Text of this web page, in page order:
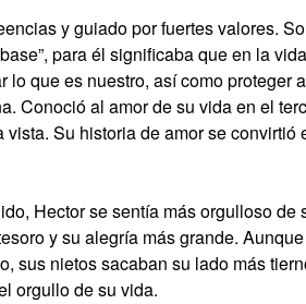
y guiado por fuertes valores.
para él significaba que en la
lo que es nuestro, así como proteger
Conoció al amor de su vida en el
Su historia de amor se convirtió
Hector se sentía más orgulloso de
y su alegría más grande.
sus nietos sacaban su lado más
orgullo de su vida.